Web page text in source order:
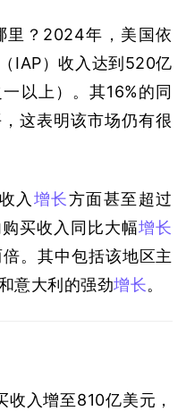
里？2024年，美国依
IAP）收入达到520亿
以上）。其16%的同
这表明该市场仍有很
入 增长方面甚至超过
买收入同比大幅增长
。其中包括该地区主
意大利的强劲增长。
入增至810亿美元，